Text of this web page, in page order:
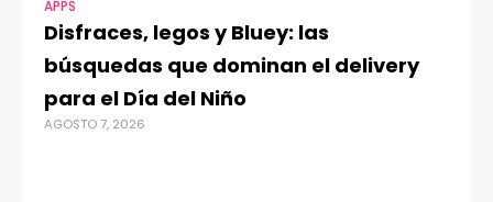
APPS
Disfraces, legos y Bluey: las
búsquedas que dominan el delivery
para el Día del Niño
AGOSTO 7, 2026